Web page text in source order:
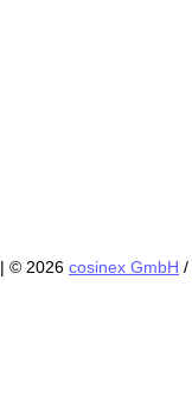
| © 2026 cosinex GmbH /